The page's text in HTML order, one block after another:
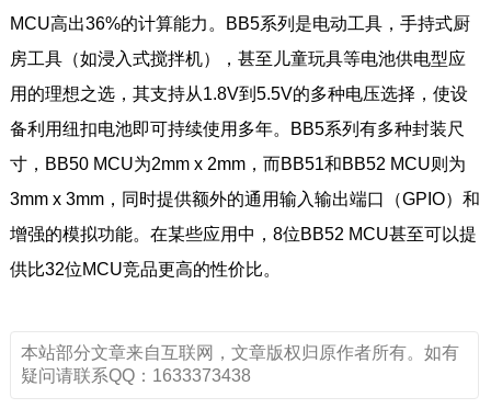
MCU高出36%的计算能力。BB5系列是电动工具，手持式厨
房工具（如浸入式搅拌机），甚至儿童玩具等电池供电型应
用的理想之选，其支持从1.8V到5.5V的多种电压选择，使设
备利用纽扣电池即可持续使用多年。BB5系列有多种封装尺
寸，BB50 MCU为2mm x 2mm，而BB51和BB52 MCU则为
3mm x 3mm，同时提供额外的通用输入输出端口（GPIO）和
增强的模拟功能。在某些应用中，8位BB52 MCU甚至可以提
供比32位MCU竞品更高的性价比。
本站部分文章来自互联网，文章版权归原作者所有。如有
疑问请联系QQ：1633373438